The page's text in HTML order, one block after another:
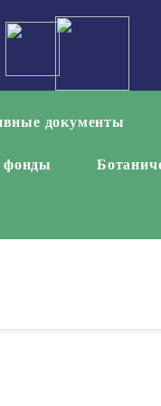
документы
фонды